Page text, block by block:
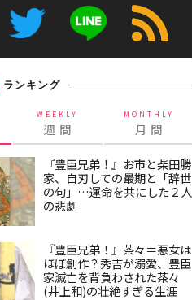
ランキング
WEEKLY
週 間
MONTHLY
月 間
『豊臣兄弟！』お市と柴田勝
家、自刃しての最期と「辞世
の句」…運命を共にした２人
の悲劇
『豊臣兄弟！』茶々＝悪女は
ほぼ創作？秀吉が溺愛、豊臣
家滅亡を背負わされた茶々
(井上和)の壮絶すぎる生涯